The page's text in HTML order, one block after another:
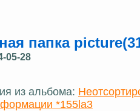
папка
05-28
из альбома:
*155la3